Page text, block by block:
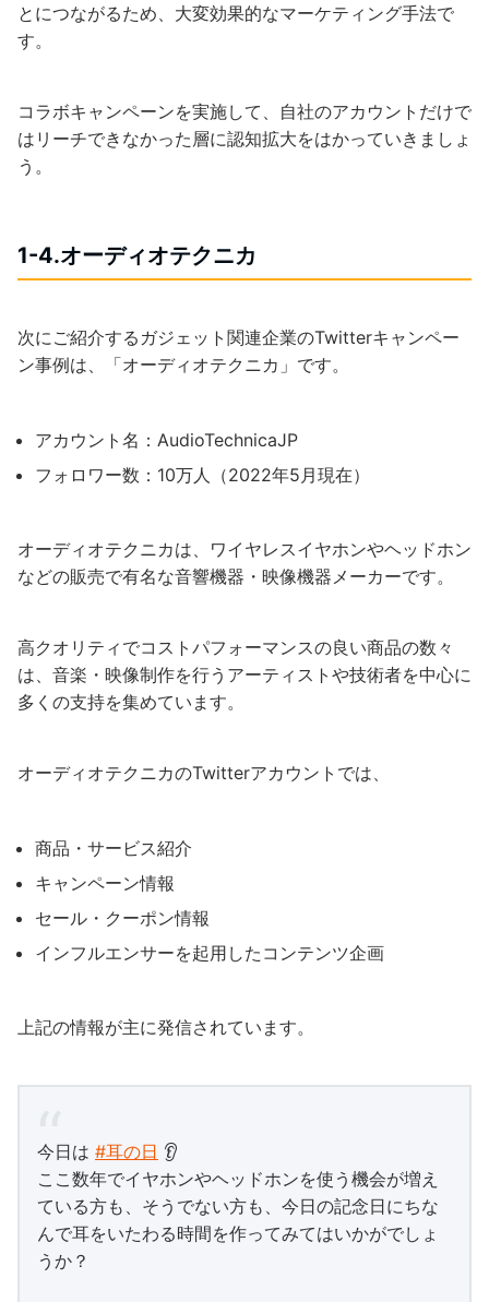
とにつながるため、大変効果的なマーケティング手法で
す。
コラボキャンペーンを実施して、自社のアカウントだけで
はリーチできなかった層に認知拡大をはかっていきましょ
う。
1-4.オーディオテクニカ
次にご紹介するガジェット関連企業のTwitterキャンペー
ン事例は、「オーディオテクニカ」です。
アカウント名：AudioTechnicaJP
フォロワー数：10万人（2022年5月現在）
オーディオテクニカは、ワイヤレスイヤホンやヘッドホン
などの販売で有名な音響機器・映像機器メーカーです。
高クオリティでコストパフォーマンスの良い商品の数々
は、音楽・映像制作を行うアーティストや技術者を中心に
多くの支持を集めています。
オーディオテクニカのTwitterアカウントでは、
商品・サービス紹介
キャンペーン情報
セール・クーポン情報
インフルエンサーを起用したコンテンツ企画
上記の情報が主に発信されています。
今日は #耳の日 👂
ここ数年でイヤホンやヘッドホンを使う機会が増え
ている方も、そうでない方も、今日の記念日にちな
んで耳をいたわる時間を作ってみてはいかがでしょ
うか？